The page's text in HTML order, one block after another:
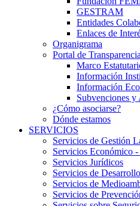
GESTRAM
Entidades
Enlaces de
Organigrama
Portal de Transparencia
Marco
Información
Información
Subvenciones y
¿Cómo asociarse?
Dónde estamos
SERVICIOS
Servicios de Gestión
Servicios Económico -
Servicios Jurídicos
Servicios de
Servicios de
Servicios de